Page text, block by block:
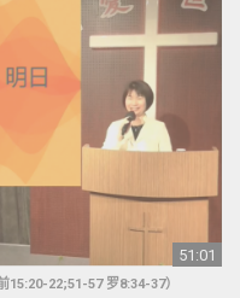
51:01
15:20-22;51-57 罗8:34-37）